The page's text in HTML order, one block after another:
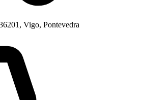
Vigo, Pontevedra